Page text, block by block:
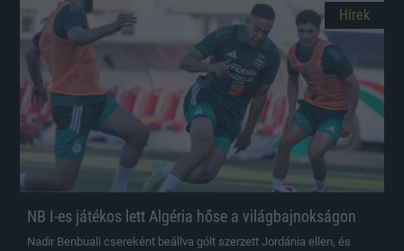
Hírek
NB I-es játékos lett Algéria hőse a világbajnokságon
Nadir Benbuali csereként beállva gólt szerzett Jordánia ellen, és